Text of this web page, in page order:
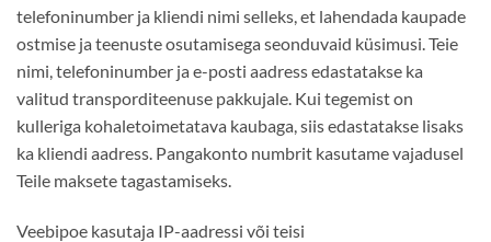
telefoninumber ja kliendi nimi selleks, et lahendada kaupade
ostmise ja teenuste osutamisega seonduvaid küsimusi. Teie
nimi, telefoninumber ja e-posti aadress edastatakse ka
valitud transporditeenuse pakkujale. Kui tegemist on
kulleriga kohaletoimetatava kaubaga, siis edastatakse lisaks
ka kliendi aadress. Pangakonto numbrit kasutame vajadusel
Teile maksete tagastamiseks.
Veebipoe kasutaja IP-aadressi või teisi